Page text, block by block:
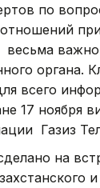
по
весьма
органа.
всего
17 ноября
Газиз
на